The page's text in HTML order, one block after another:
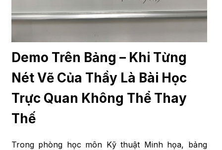
Demo Trên Bảng – Khi Từng
Nét Vẽ Của Thầy Là Bài Học
Trực Quan Không Thể Thay
Thế
Trong phòng học môn Kỹ thuật Minh họa, bảng